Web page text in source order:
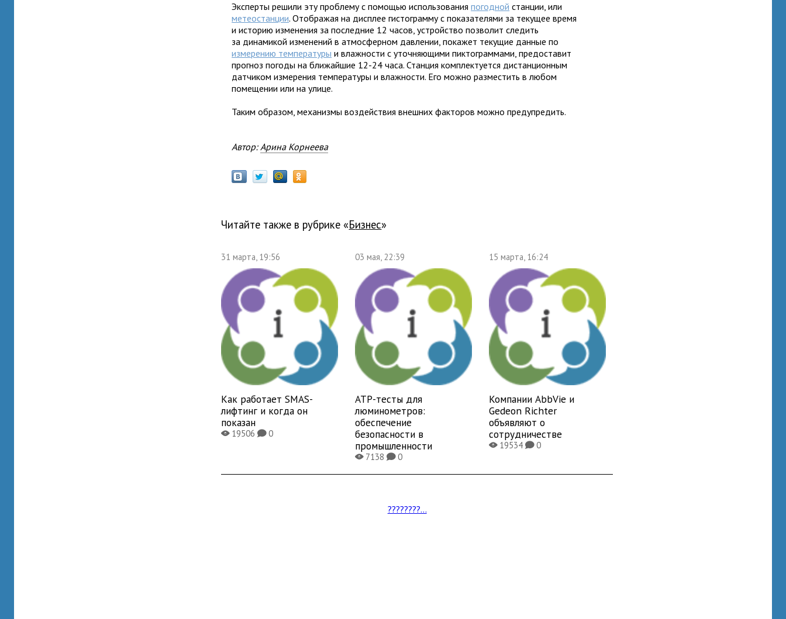
Эксперты решили эту проблему с помощью использованияпогодной станции, или
метеостанции. Отображая на дисплее гистограмму с показателями за текущее время
и историю изменения за последние 12 часов, устройство позволит следить
за динамикой изменений в атмосферном давлении, покажет текущие данные по
измерению температуры и влажности с уточняющими пиктограммами, предоставит
прогноз погоды на ближайшие 12-24 часа. Станция комплектуется дистанционным
датчиком измерения температуры и влажности. Его можно разместить в любом
помещении или на улице.
Таким образом, механизмы воздействия внешних факторов можно предупредить.
Автор:Арина Корнеева
Читайте также в рубрике « бизнес»
31 марта, 19:56
Как работает SMAS-
лифтинг и когда он
показан
X19506K0
03 мая, 22:39
ATP-тесты для
люминометров:
обеспечение
безопасности в
промышленности
X7138K0
15 марта, 16:24
Компании AbbVie и
Gedeon Richter
объявляют о
сотрудничестве
X19534K0
????????...